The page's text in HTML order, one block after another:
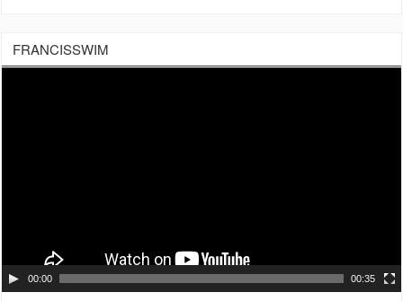
FRANCISSWIM
00:00 00:35